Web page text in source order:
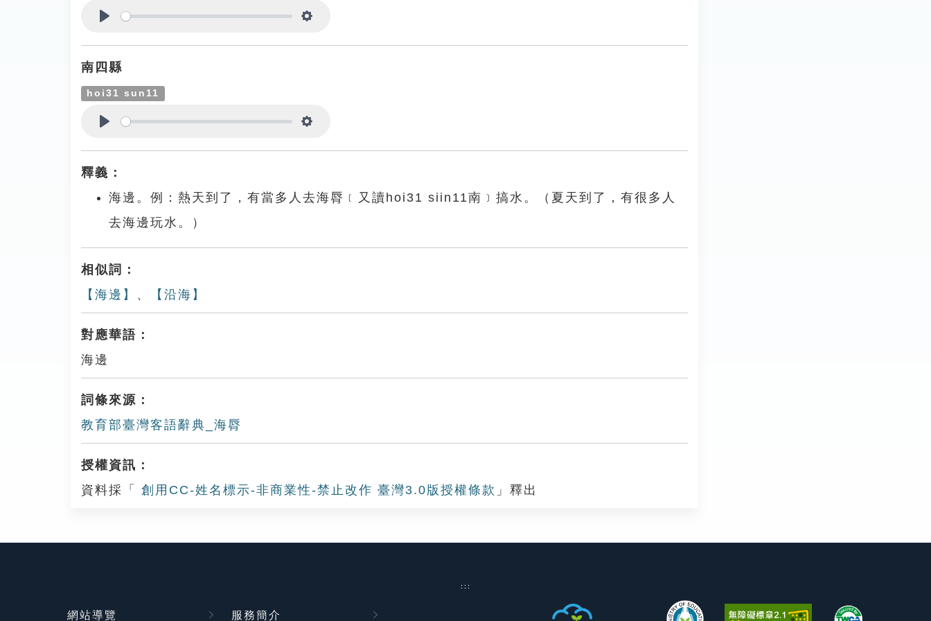
南四縣
hoi31 sun11
釋義：
海邊。例：熱天到了，有當多人去海脣﹝又讀hoi31 siin11南﹞搞水。（夏天到了，有很多人
去海邊玩水。）
相似詞：
【海邊】 、 【沿海】
對應華語：
海邊
詞條來源：
教育部臺灣客語辭典_海脣
授權資訊：
資料採「
創用CC-姓名標示-非商業性-禁止改作 臺灣3.0版授權條款 」釋出
:::
網站導覽 服務簡介